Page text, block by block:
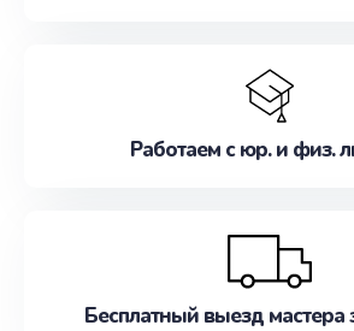
Работаем с юр. и физ.
Бесплатный выезд мастера